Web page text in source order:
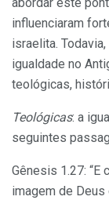
influenciaram
israelita.
igualdade no
teológicas,
Teológicas: a
seguintes
Gênesis 1.27: “E
imagem de Deus